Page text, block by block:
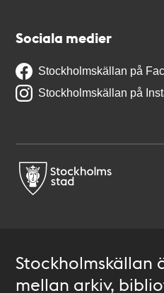
Sociala medier
Stockholmskällan på
Stockholmskällan på
Stockholmskällan
mellan arkiv,